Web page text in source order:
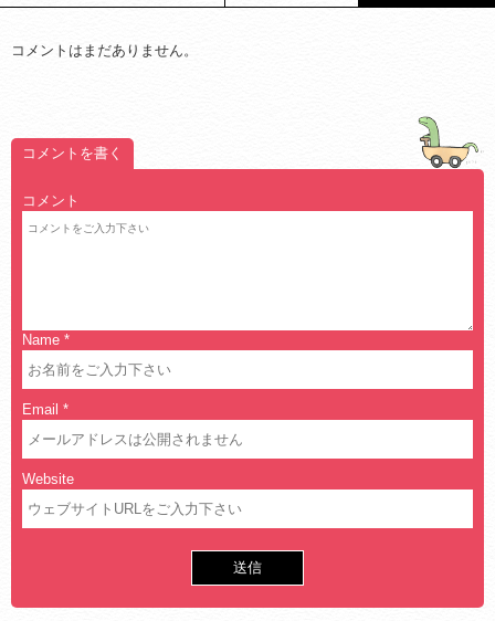
コメントはまだありません。
コメントを書く
コメント
Name *
Email *
Website